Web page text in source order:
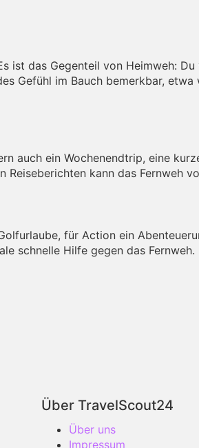
ist das Gegenteil von Heimweh:
Gefühl im Bauch bemerkbar,
auch ein Wochenendtrip, eine
Reiseberichten kann das Fernweh
für Action ein
schnelle Hilfe gegen das Fernweh.
Über TravelScout24
Über uns
Impressum